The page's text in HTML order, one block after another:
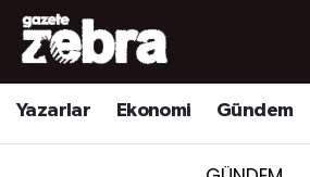
Yazarlar Ekonomi Gündem
Yazarlar
Ekonomi
Nöbetçi Eczaneler
Hava Durumu